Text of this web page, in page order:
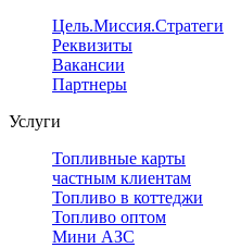
Цель.Миссия.Стратегия.
Реквизиты
Вакансии
Партнеры
Услуги
Топливные карты
частным клиентам
Топливо в коттеджи
Топливо оптом
Мини АЗС